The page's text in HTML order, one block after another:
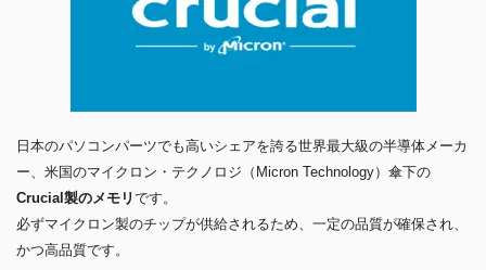
日本のパソコンパーツでも高いシェアを誇る世界最大級の半導体メーカ
ー、米国のマイクロン・テクノロジ（Micron Technology）傘下の
Crucial製のメモリです。
必ずマイクロン製のチップが供給されるため、一定の品質が確保され、
かつ高品質です。